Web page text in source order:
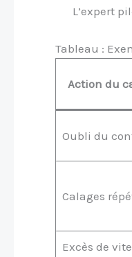
L’expert
Tableau :
Action du
Oubli du
Calages
Excès de